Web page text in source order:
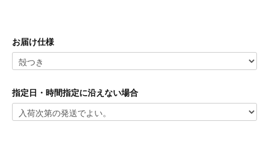
お届け仕様
指定日・時間指定に沿えない場合